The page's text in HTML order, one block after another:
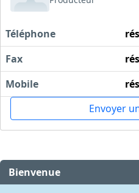
Téléphone
Fax
Mobile
Envoyer
Bienvenue